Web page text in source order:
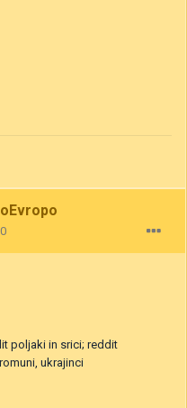
poljaki in srici; reddit
ukrajinci